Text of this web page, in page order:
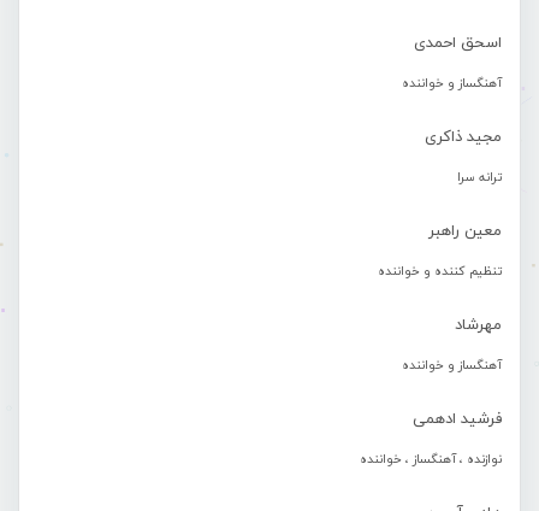
اسحق احمدی
آهنگساز و خواننده
مجید ذاکری
ترانه سرا
معین راهبر
تنظیم کننده و خواننده
مهرشاد
آهنگساز و خواننده
فرشید ادهمی
نوازنده ، آهنگساز ، خواننده